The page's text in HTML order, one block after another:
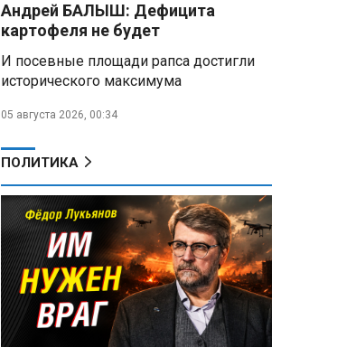
снабжать топливом через
региональных операторов
Беларусь и Россия
усиливают сотрудничество по
развития
Минобороны РФ:
Рыжевка
Строительство крупнейшего
логцентра Wildberries в
Беларуси идет с опережением
графика
Вячеслав Володин:
Противодействие
Андрей БАЛЫШ: Дефицита
картофеля не будет
И посевные площади рапса достигли
исторического максимума
05 августа 2026, 00:34
ПОЛИТИКА